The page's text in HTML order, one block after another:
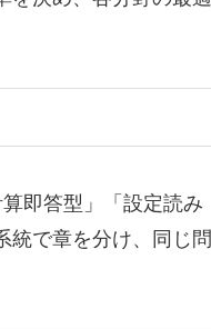
即答型」「設定読み
統で章を分け、同じ問